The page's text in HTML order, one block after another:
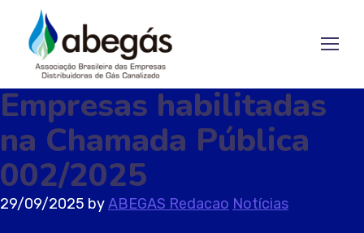
Empresas habilitadas
na Chamada Pública
002/2025
29/09/2025 byABEGAS Redacao Notícias